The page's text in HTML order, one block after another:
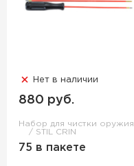
Нет в наличии
880 руб.
Набор для чистки оружия
STIL CRIN
75 в пакете